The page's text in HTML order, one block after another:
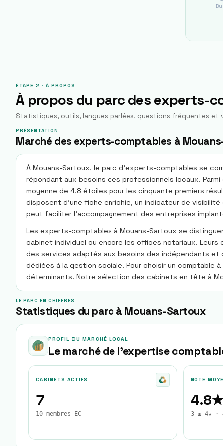
ÉTAPE 2 · À PROPOS
À propos du parc des experts-
Statistiques, outils, langues parlées, questions fréquentes et
PRÉSENTATION
Marché des experts-comptables à
À Mouans-Sartoux, le parc d'experts-comptables se
répondant aux besoins des professionnels locaux.
moyenne de 4,8 étoiles pour les cinquante premiers
disposent d'une fiche enrichie, un indicateur de
peut faciliter l'accompagnement des entreprises
Les experts-comptables à Mouans-Sartoux se
cabinet individuel ou encore les offices notariaux.
des services adaptés aux besoins des indépendants
dédiées à la gestion sociale. Pour choisir un
déterminants. Notre sélection des cabinets en tête à
LE PARC EN CHIFFRES
Statistiques du parc à Mouans-Sartoux
PROFIL DU MARCHÉ LOCAL
Le marché de l'expertise
CABINETS ACTIFS
7
10 membres EC
NOTE
4.8★
3 ≥ 4★ ·